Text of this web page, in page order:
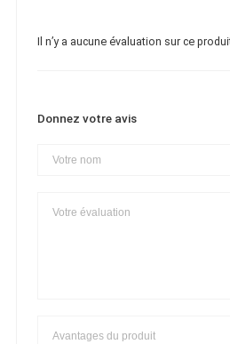
Il n’y a aucune évaluation sur ce
Donnez votre avis